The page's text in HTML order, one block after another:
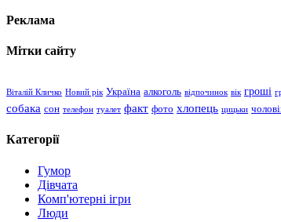
Реклама
Мітки сайту
Віталій Кличко Новий рік Україна алкоголь відпочинок вік гроші
собака сон телефон туалет факт фото хлопець цицьки
Категорії
Гумор
Дівчата
Комп'ютерні ігри
Люди